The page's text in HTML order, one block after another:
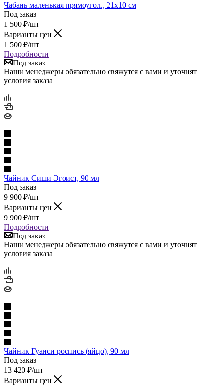
Чабань маленькая прямоугол., 21х10 см
Под заказ
1 500 ₽/шт
Варианты цен
1 500 ₽/шт
Подробности
Под заказ
Наши менеджеры обязательно свяжутся с вами и уточнят
условия заказа
Чайник Сиши Эгоист, 90 мл
Под заказ
9 900 ₽/шт
Варианты цен
9 900 ₽/шт
Подробности
Под заказ
Наши менеджеры обязательно свяжутся с вами и уточнят
условия заказа
Чайник Гуанси роспись (яйцо), 90 мл
Под заказ
13 420 ₽/шт
Варианты цен